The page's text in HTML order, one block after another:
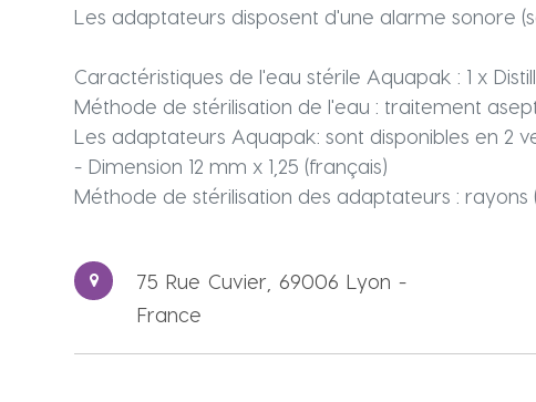
Les adaptateurs disposent d'une alarme sonore
Caractéristiques de l'eau stérile Aquapak : 1 x
Méthode de stérilisation de l'eau : traitement
Les adaptateurs Aquapak: sont disponibles en 2
- Dimension 12 mm x 1,25 (français)
Méthode de stérilisation des adaptateurs : rayons
75 Rue Cuvier, 69006 Lyon -
France